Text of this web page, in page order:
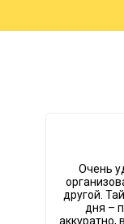
Очень
другой.
дня –
аккуратно,